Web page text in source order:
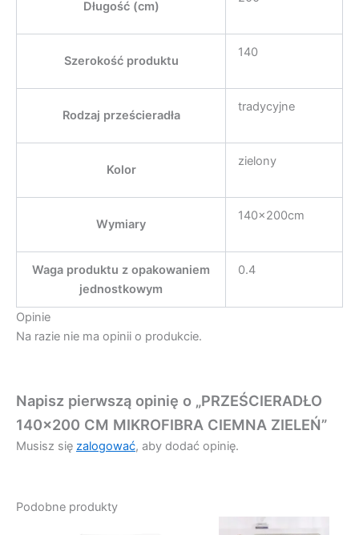
Długość (cm)
Szerokość produktu
140
Rodzaj prześcieradła
tradycyjne
Kolor
zielony
Wymiary
140x200cm
Waga produktu z opakowaniem
jednostkowym
0.4
Opinie
Na razie nie ma opinii o produkcie.
Napisz pierwszą opinię o „PRZEŚCIERADŁO
140×200 CM MIKROFIBRA CIEMNA ZIELEŃ”
Musisz się zalogować, aby dodać opinię.
Podobne produkty